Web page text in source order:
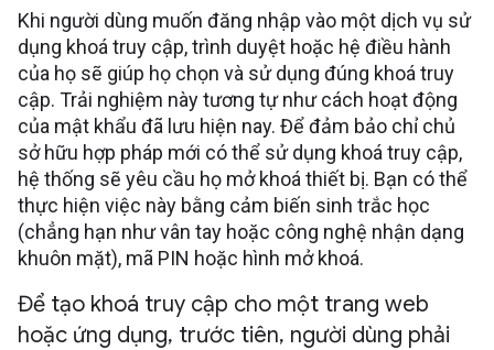
Khi người dùng muốn đăng nhập vào một dịch vụ sử
dụng khoá truy cập, trình duyệt hoặc hệ điều hành
của họ sẽ giúp họ chọn và sử dụng đúng khoá truy
cập. Trải nghiệm này tương tự như cách hoạt động
của mật khẩu đã lưu hiện nay. Để đảm bảo chỉ chủ
sở hữu hợp pháp mới có thể sử dụng khoá truy cập,
hệ thống sẽ yêu cầu họ mở khoá thiết bị. Bạn có thể
thực hiện việc này bằng cảm biến sinh trắc học
(chẳng hạn như vân tay hoặc công nghệ nhận dạng
khuôn mặt), mã PIN hoặc hình mở khoá.
Để tạo khoá truy cập cho một trang web
hoặc ứng dụng, trước tiên, người dùng phải